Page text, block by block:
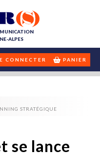
ALPES
CONNECTER PANIER
STRATÉGIQUE
se lance